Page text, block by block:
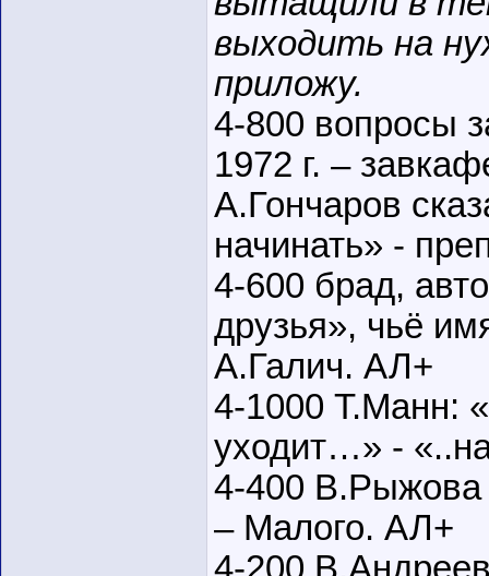
выходить на
приложу.
4-800 вопросы
1972 г. –
А.Гончаров
начинать» -
4-600 брад,
друзья», чьё
А.Галич. АЛ+
4-1000 Т.Манн:
уходит…» -
4-400 В.Рыжова
– Малого. АЛ+